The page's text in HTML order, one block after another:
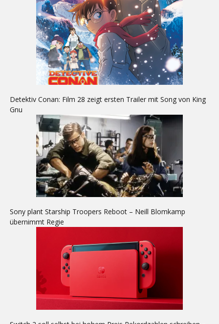
Detektiv Conan: Film 28 zeigt ersten Trailer mit Song von King
Gnu
Sony plant Starship Troopers Reboot – Neill Blomkamp
übernimmt Regie